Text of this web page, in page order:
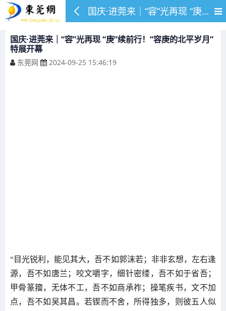
国庆·进莞来｜“容”光再现 “庚”续前行！“容庚的北平岁月”特展开幕
国庆·进莞来｜“容”光再现 “庚”续前行！“容庚的北平岁月”
特展开幕
东莞网 2024-09-25 15:46:19
“目光锐利，能见其大，吾不如郭沫若；非非玄想，左右逢
源，吾不如唐兰；咬文嚼字，细针密缕，吾不如于省吾；
甲骨篆籀，无体不工，吾不如商承祚；操笔疾书，文不加
点，吾不如吴其昌。若锲而不舍，所得独多，则彼五人似